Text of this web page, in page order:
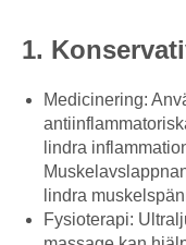
1.
Medicinering:
lindra
lindra
Fysioterapi: